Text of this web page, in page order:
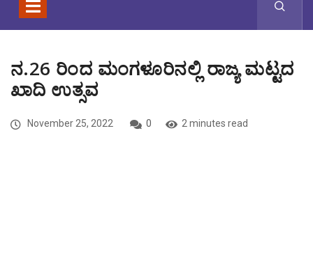
ನ.26 ರಿಂದ ಮಂಗಳೂರಿನಲ್ಲಿ ರಾಜ್ಯ ಮಟ್ಟದ
ಖಾದಿ ಉತ್ಸವ
November 25, 2022 0 2 minutes read